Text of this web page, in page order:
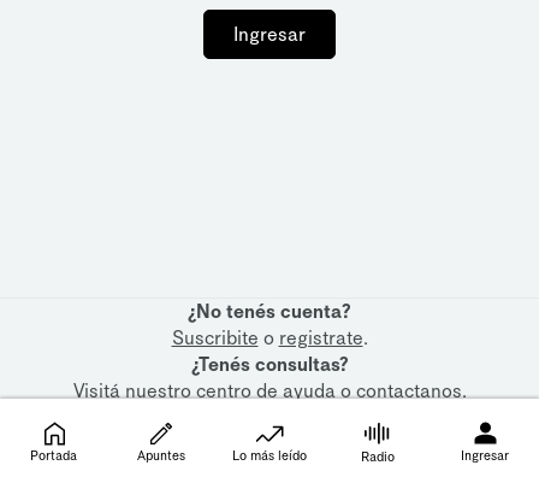
Ingresar
¿No tenés cuenta?
Suscribite o registrate.
¿Tenés consultas?
Visitá nuestrocentro de ayudaocontactanos.
Portada Apuntes Lo más leído Radio Ingresar